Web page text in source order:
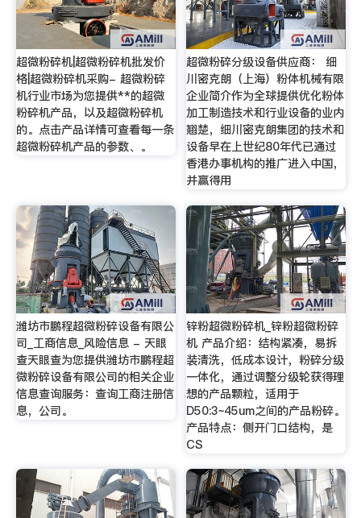
超微粉碎机|超微粉碎机批发价
格|超微粉碎机采购- 超微粉碎
机行业市场为您提供**的超微
粉碎机产品，以及超微粉碎机
的。点击产品详情可查看每一条
超微粉碎机产品的参数、。
超微粉碎分级设备供应商： 细
川密克朗（上海）粉体机械有限
企业简介作为全球提供优化粉体
加工制造技术和行业设备的业内
翘楚，细川密克朗集团的技术和
设备早在上世纪80年代已通过
香港办事机构的推广进入中国，
并赢得用
潍坊市鹏程超微粉碎设备有限公
司_工商信息_风险信息 - 天眼
查天眼查为您提供潍坊市鹏程超
微粉碎设备有限公司的相关企业
信息查询服务：查询工商注册信
息，公司。
锌粉超微粉碎机_锌粉超微粉碎
机 产品介绍：结构紧凑，易拆
装清洗，低成本设计，粉碎分级
一体化，通过调整分级轮获得理
想的产品颗粒，适用于
D50:3~45um之间的产品粉碎。
产品特点：侧开门口结构，是
CS